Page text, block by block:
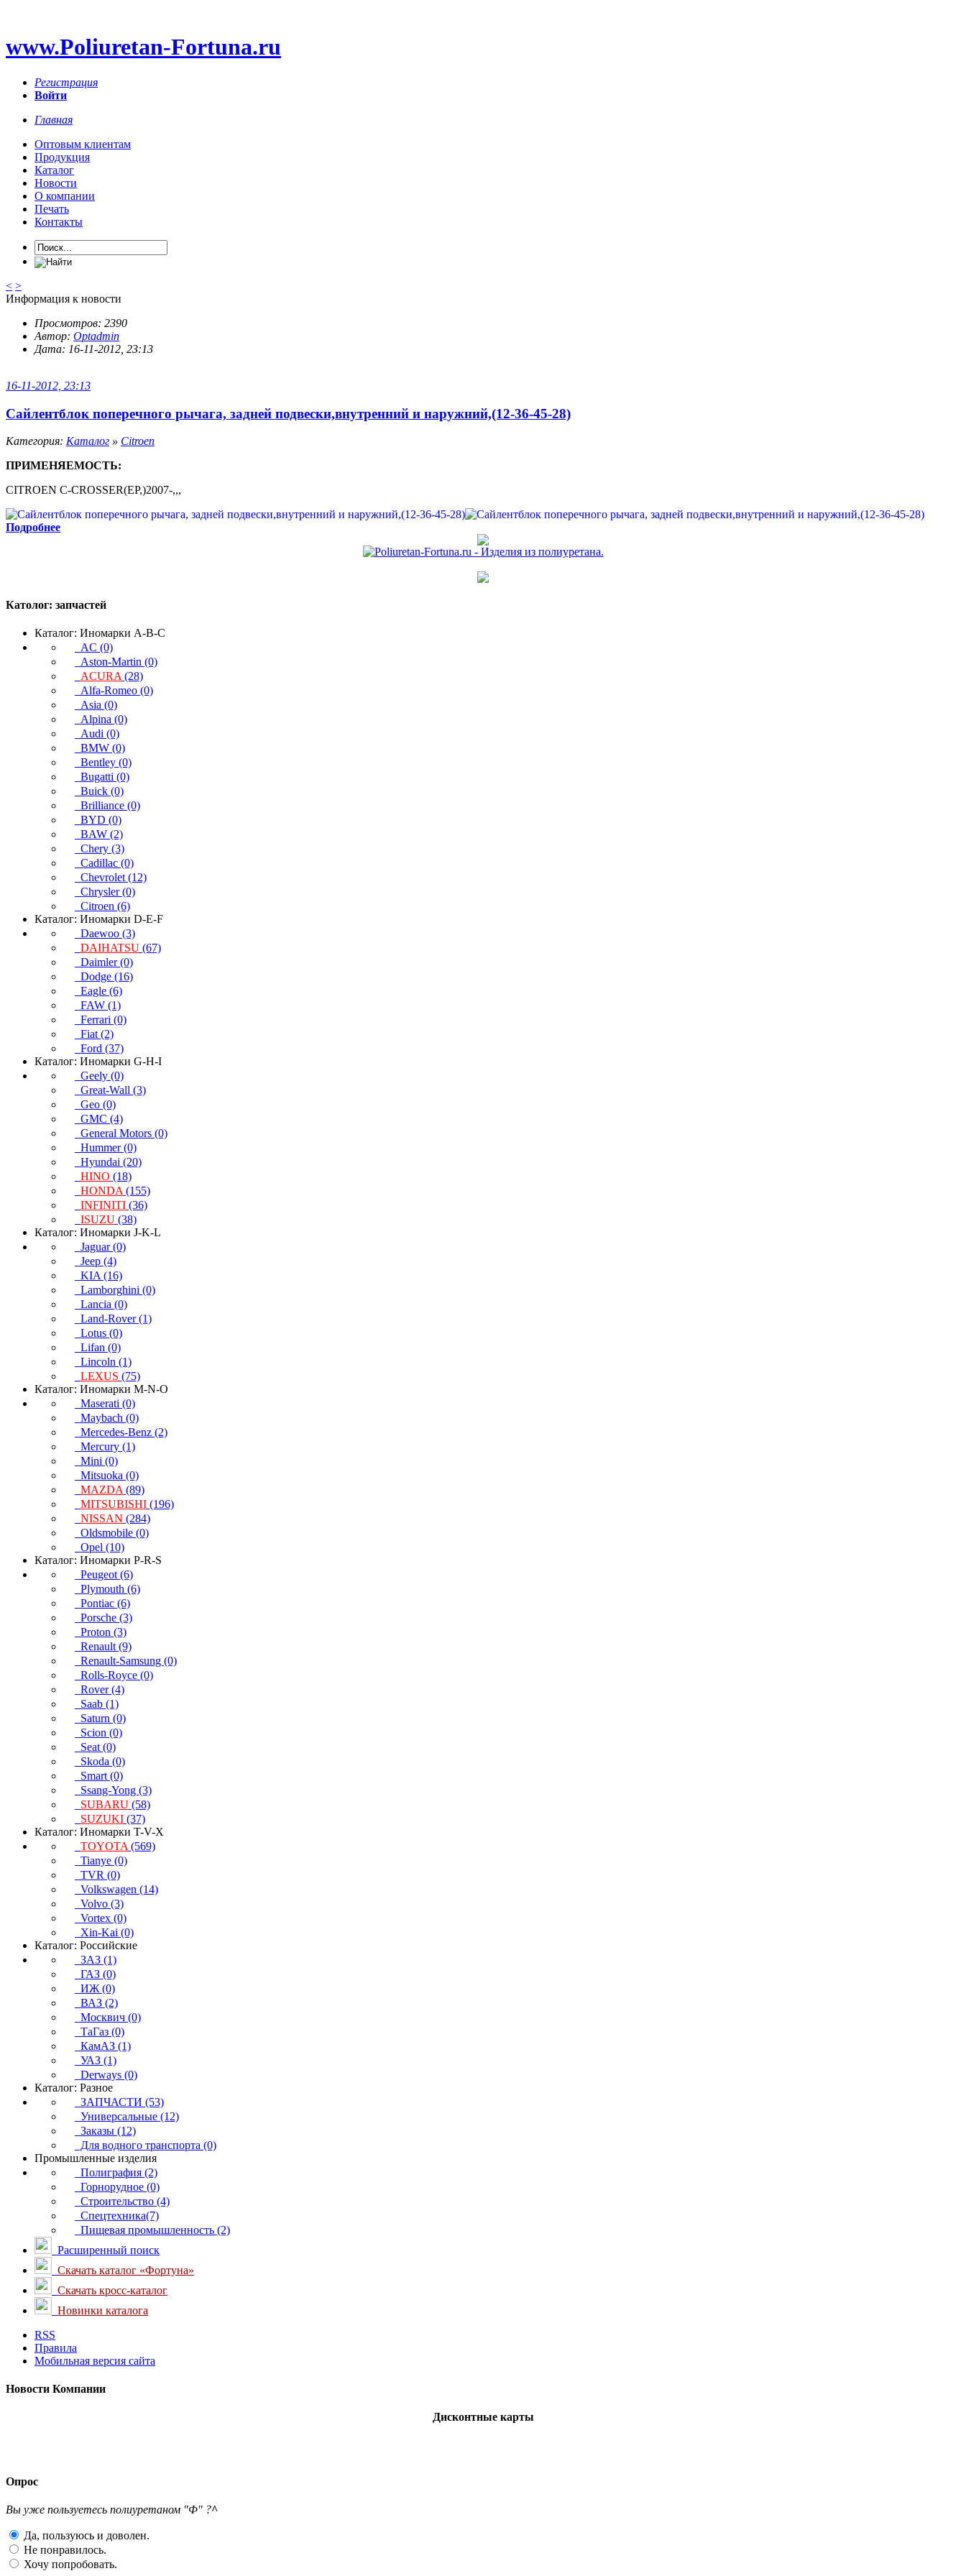
www.Poliuretan-Fortuna.ru
Регистрация
Войти
Главная
Оптовым клиентам
Продукция
Каталог
Новости
О компании
Печать
Контакты
< >
Информация к новости
Просмотров: 2390
Автор: Optadmin
Дата: 16-11-2012, 23:13
16-11-2012, 23:13
Сайлентблок поперечного рычага, задней подвески,внутренний и наружний,(12-36-45-28)
Категория: Каталог » Citroen
ПРИМЕНЯЕМОСТЬ:
CITROEN C-CROSSER(EP,)2007-,,,
Подробнее
Католог: запчастей
Каталог: Иномарки A-B-C
AC (0)
Aston-Martin (0)
ACURA (28)
Alfa-Romeo (0)
Asia (0)
Alpina (0)
Audi (0)
BMW (0)
Bentley (0)
Bugatti (0)
Buick (0)
Brilliance (0)
BYD (0)
BAW (2)
Chery (3)
Cadillac (0)
Chevrolet (12)
Chrysler (0)
Citroen (6)
Каталог: Иномарки D-E-F
Daewoo (3)
DAIHATSU (67)
Daimler (0)
Dodge (16)
Eagle (6)
FAW (1)
Ferrari (0)
Fiat (2)
Ford (37)
Каталог: Иномарки G-H-I
Geely (0)
Great-Wall (3)
Geo (0)
GMC (4)
General Motors (0)
Hummer (0)
Hyundai (20)
HINO (18)
HONDA (155)
INFINITI (36)
ISUZU (38)
Каталог: Иномарки J-K-L
Jaguar (0)
Jeep (4)
KIA (16)
Lamborghini (0)
Lancia (0)
Land-Rover (1)
Lotus (0)
Lifan (0)
Lincoln (1)
LEXUS (75)
Каталог: Иномарки M-N-O
Maserati (0)
Maybach (0)
Mercedes-Benz (2)
Mercury (1)
Mini (0)
Mitsuoka (0)
MAZDA (89)
MITSUBISHI (196)
NISSAN (284)
Oldsmobile (0)
Opel (10)
Каталог: Иномарки P-R-S
Peugeot (6)
Plymouth (6)
Pontiac (6)
Porsche (3)
Proton (3)
Renault (9)
Renault-Samsung (0)
Rolls-Royce (0)
Rover (4)
Saab (1)
Saturn (0)
Scion (0)
Seat (0)
Skoda (0)
Smart (0)
Ssang-Yong (3)
SUBARU (58)
SUZUKI (37)
Каталог: Иномарки T-V-X
TOYOTA (569)
Tianye (0)
TVR (0)
Volkswagen (14)
Volvo (3)
Vortex (0)
Xin-Kai (0)
Каталог: Российские
ЗАЗ (1)
ГАЗ (0)
ИЖ (0)
ВАЗ (2)
Москвич (0)
ТаГаз (0)
КамАЗ (1)
УАЗ (1)
Derways (0)
Каталог: Разное
ЗАПЧАСТИ (53)
Универсальные (12)
Заказы (12)
Для водного транспорта (0)
Промышленные изделия
Полиграфия (2)
Горнорудное (0)
Строительство (4)
Спецтехника(7)
Пищевая промышленность (2)
Расширенный поиск
Скачать каталог «Фортуна»
Скачать кросс-каталог
Новинки каталога
RSS
Правила
Мобильная версия сайта
Новости Компании
Дисконтные карты
Опрос
Вы уже пользуетесь полиуретаном "Ф" ?^
Да, пользуюсь и доволен.
Не понравилось.
Хочу попробовать.